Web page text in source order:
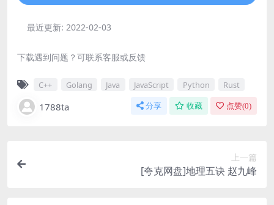
最近更新: 2022-02-03
下载遇到问题？可联系客服或反馈
C++ Golang Java JavaScript Python Rust
1788ta 分享 收藏 点赞(0)
上一篇
[夸克网盘]地理五诀 赵九峰